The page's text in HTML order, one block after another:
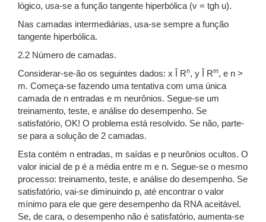
lógico, usa-se a função tangente hiperbólica (v = tgh u).
Nas camadas intermediárias, usa-se sempre a função
tangente hiperbólica.
2.2 Número de camadas.
Considerar-se-ão os seguintes dados: x Î Rn, y Î Rm, e n >
m. Começa-se fazendo uma tentativa com uma única
camada de n entradas e m neurônios. Segue-se um
treinamento, teste, e análise do desempenho. Se
satisfatório, OK! O problema está resolvido. Se não, parte-
se para a solução de 2 camadas.
Esta contém n entradas, m saídas e p neurônios ocultos. O
valor inicial de p é a média entre m e n. Segue-se o mesmo
processo: treinamento, teste, e análise do desempenho. Se
satisfatório, vai-se diminuindo p, até encontrar o valor
mínimo para ele que gere desempenho da RNA aceitável.
Se, de cara, o desempenho não é satisfatório, aumenta-se